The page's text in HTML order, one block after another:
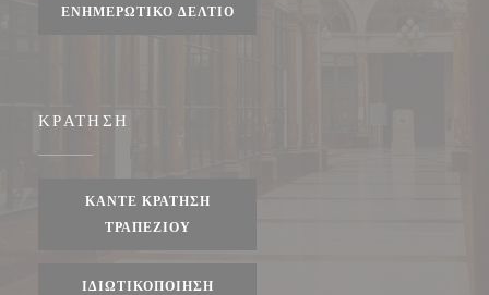
ΕΝΗΜΕΡΩΤΙΚΌ ΔΕΛΤΊΟ
ΚΡΆΤΗΣΗ
ΚΆΝΤΕ ΚΡΆΤΗΣΗ
ΤΡΑΠΕΖΙΟΎ
ΙΔΙΩΤΙΚΟΠΟΊΗΣΗ